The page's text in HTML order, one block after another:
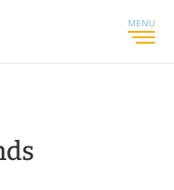
MENU